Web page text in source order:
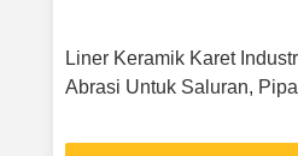
Liner Keramik Karet
Abrasi Untuk Saluran, Pipa